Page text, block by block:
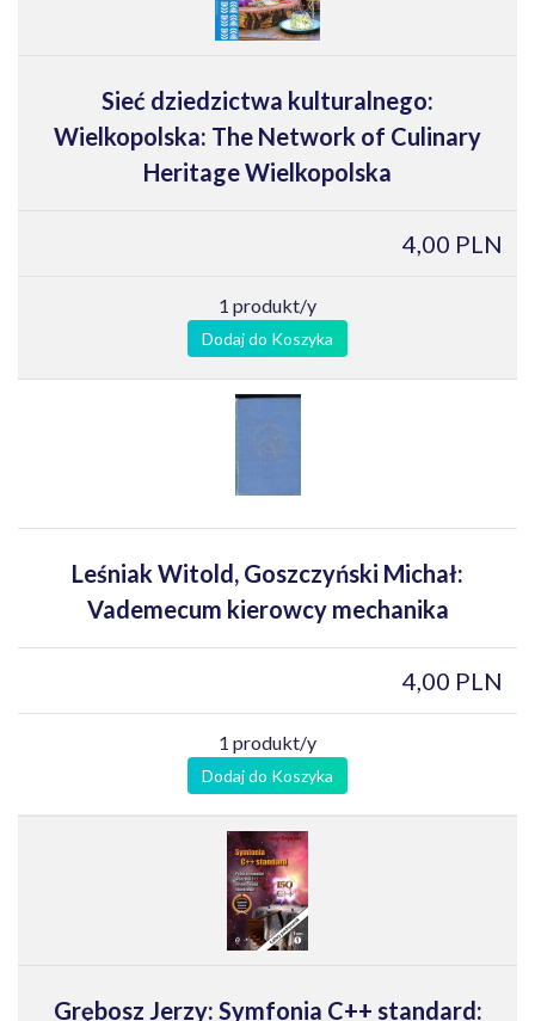
Sieć dziedzictwa kulturalnego:
Wielkopolska: The Network of Culinary
Heritage Wielkopolska
4,00 PLN
1 produkt/y
Dodaj do Koszyka
Leśniak Witold, Goszczyński Michał:
Vademecum kierowcy mechanika
4,00 PLN
1 produkt/y
Dodaj do Koszyka
Grębosz Jerzy: Symfonia C++ standard: